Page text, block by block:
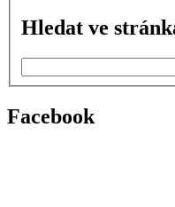
Hledat ve
Facebook